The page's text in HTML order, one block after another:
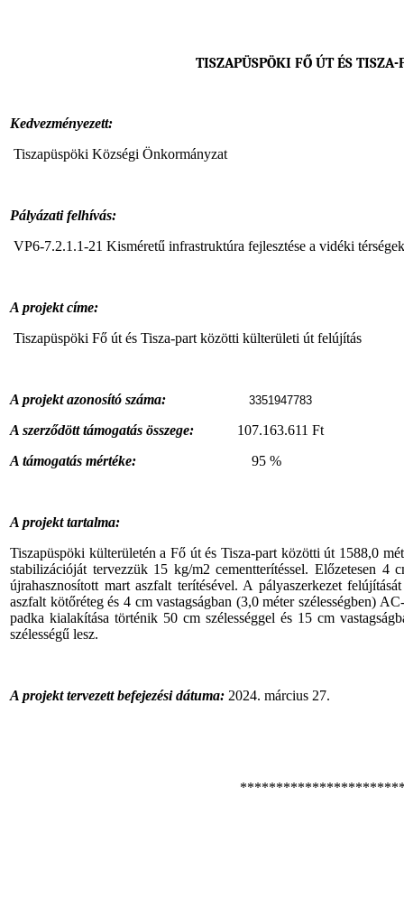
TISZAPÜSPÖKI FŐ ÚT ÉS
Kedvezményezett:
Tiszapüspöki Községi Önkormányzat
Pályázati felhívás:
VP6-7.2.1.1-21 Kisméretű infrastruktúra fejlesztése a vidéki
A projekt címe:
Tiszapüspöki Fő út és Tisza-part közötti külterületi út felújítás
A projekt azonosító száma: 3351947783
A szerződött támogatás összege:
107.163.611 Ft
A támogatás mértéke:
95 %
A projekt tartalma:
Tiszapüspöki külterületén a Fő út és Tisza-part közötti út 1588,0
stabilizációját tervezzük 15 kg/m2 cementterítéssel. Előzetesen 4
újrahasznosított mart aszfalt terítésével. A pályaszerkezet
aszfalt kötőréteg és 4 cm vastagságban (3,0 méter szélességben)
padka kialakítása történik 50 cm szélességgel és 15 cm
szélességű lesz.
A projekt tervezett befejezési dátuma: 2024. március 27.